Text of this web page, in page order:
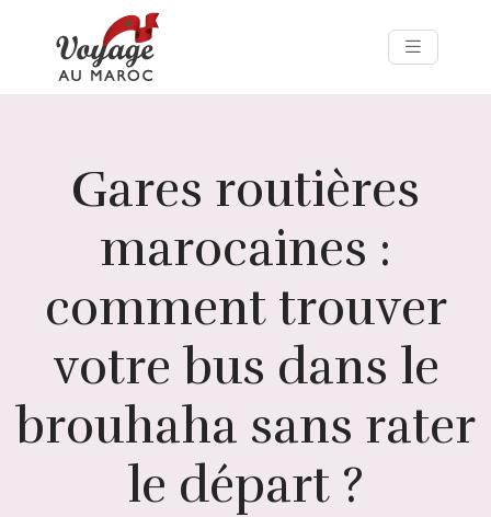
Gares routières
marocaines :
comment trouver
votre bus dans le
brouhaha sans rater
le départ ?